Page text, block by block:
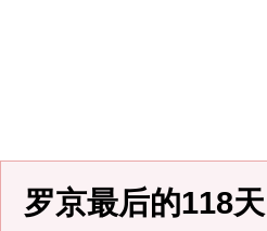
罗京最后的118